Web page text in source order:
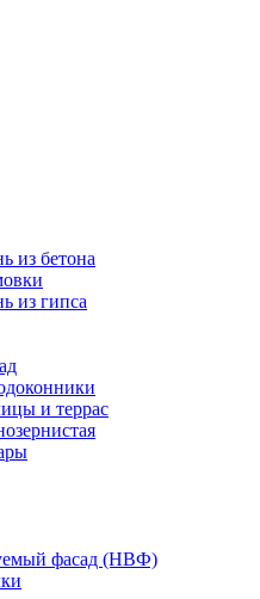
из бетона
из гипса
и террас
фасад (НВФ)